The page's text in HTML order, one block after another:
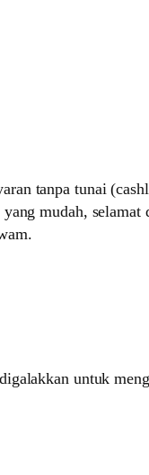
tanpa tunai
mudah, selamat
untuk